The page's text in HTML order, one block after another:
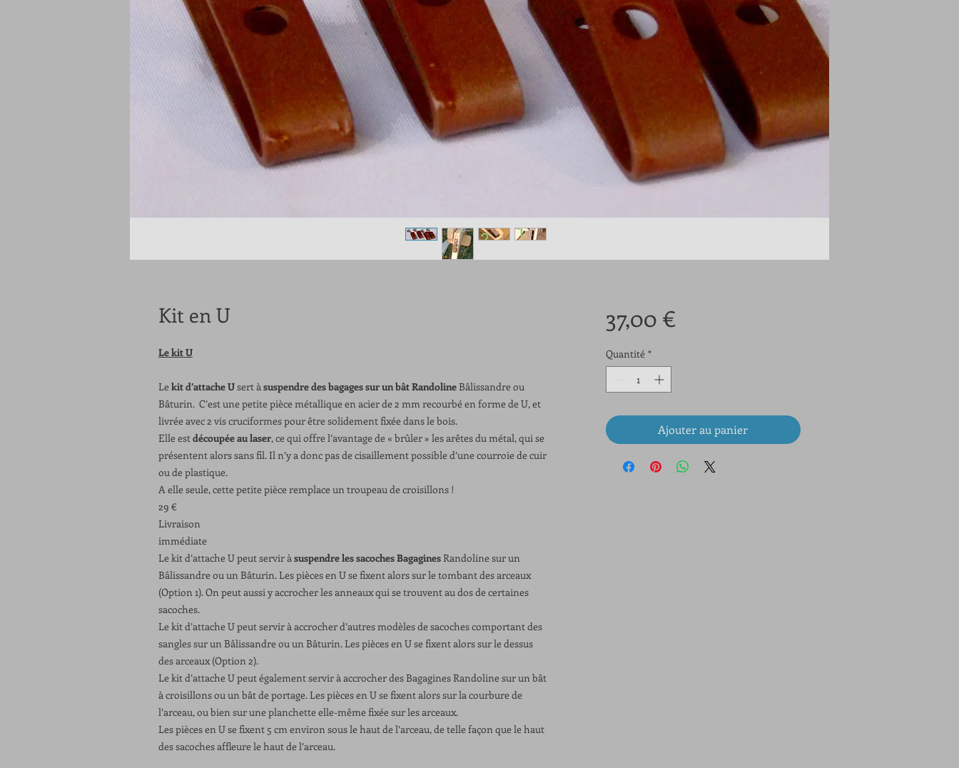
Kit en U
Le kit U
Lekit d’attache Usert àsuspendre des bagages sur un bât RandolineBâlissandre ou
Bâturin. C’est une petite pièce métallique en acier de 2 mm recourbé en forme de U, et
livrée avec 2 vis cruciformes pour être solidement fixée dans le bois.
Elle estdécoupée au laser, ce qui offre l’avantage de « brûler » les arêtes du métal, qui se
présentent alors sans fil. Il n’y a donc pas de cisaillement possible d’une courroie de cuir
ou de plastique.
A elle seule, cette petite pièce remplace un troupeau de croisillons !
29 €
Livraison
immédiate
Le kit d’attache U peut servir àsuspendre les sacoches BagaginesRandoline sur un
Bâlissandre ou un Bâturin. Les pièces en U se fixent alors sur le tombant des arceaux
(Option 1). On peut aussi y accrocher les anneaux qui se trouvent au dos de certaines
sacoches.
Le kit d’attache U peut servir à accrocher d’autres modèles de sacoches comportant des
sangles sur un Bâlissandre ou un Bâturin. Les pièces en U se fixent alors sur le dessus
des arceaux (Option 2).
Le kit d’attache U peut également servir à accrocher des Bagagines Randoline sur un bât
à croisillons ou un bât de portage. Les pièces en U se fixent alors sur la courbure de
l’arceau, ou bien sur une planchette elle-même fixée sur les arceaux.
Les pièces en U se fixent 5 cm environ sous le haut de l’arceau, de telle façon que le haut
des sacoches affleure le haut de l’arceau.
37,00 €Prix
Quantité *
Ajouter au panier